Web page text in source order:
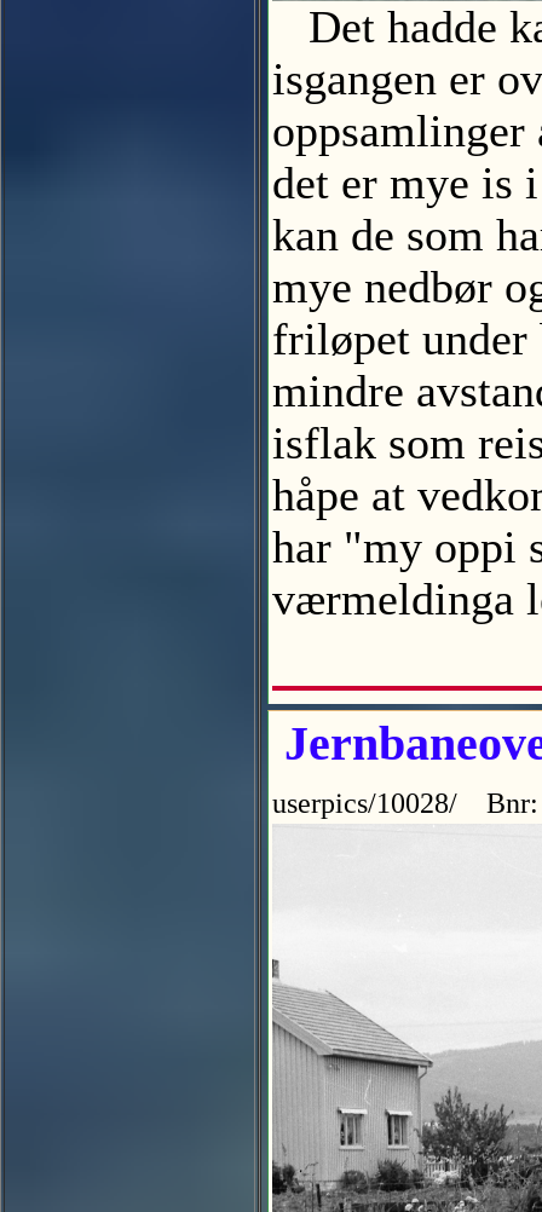
Det hadde
isgangen er
det er mye is
kan de som
mye nedbør
friløpet under
mindre
isflak som
håpe at
har "my oppi
værmeldinga
userpics/10028/ Bnr: